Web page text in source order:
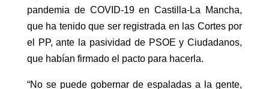
pandemia de COVID-19 en Castilla-La Mancha,
que ha tenido que ser registrada en las Cortes por
el PP, ante la pasividad de PSOE y Ciudadanos,
que habían firmado el pacto para hacerla.
“No se puede gobernar de espaladas a la gente,